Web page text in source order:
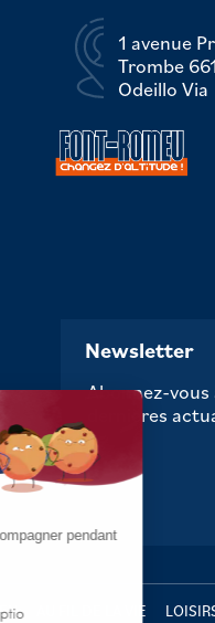
1 avenue
Trombe
Odeillo Via
Newsletter
Abonnez-
dernières
AU FIL DE LA VIE
pendant